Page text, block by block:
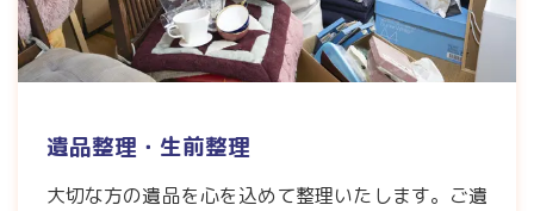
遺品整理・生前整理
大切な方の遺品を心を込めて整理いたします。ご遺